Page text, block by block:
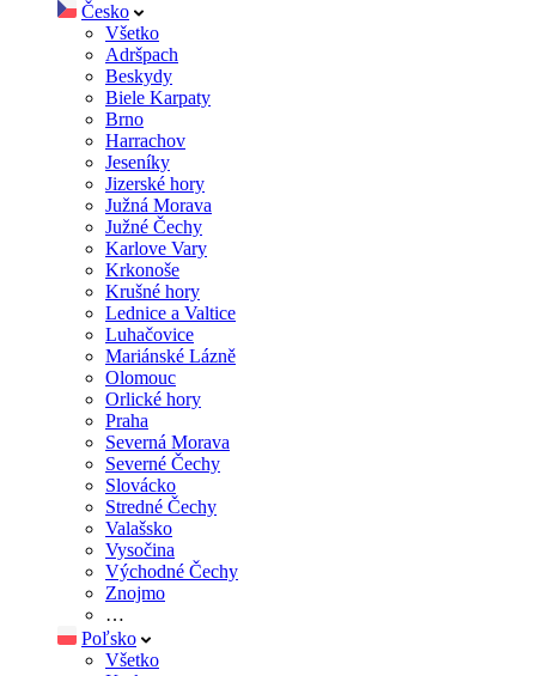
Česko
Všetko
Adršpach
Beskydy
Biele Karpaty
Brno
Harrachov
Jeseníky
Jizerské hory
Južná Morava
Južné Čechy
Karlove Vary
Krkonoše
Krušné hory
Lednice a Valtice
Luhačovice
Mariánské Lázně
Olomouc
Orlické hory
Praha
Severná Morava
Severné Čechy
Slovácko
Stredné Čechy
Valašsko
Vysočina
Východné Čechy
Znojmo
…
Poľsko
Všetko